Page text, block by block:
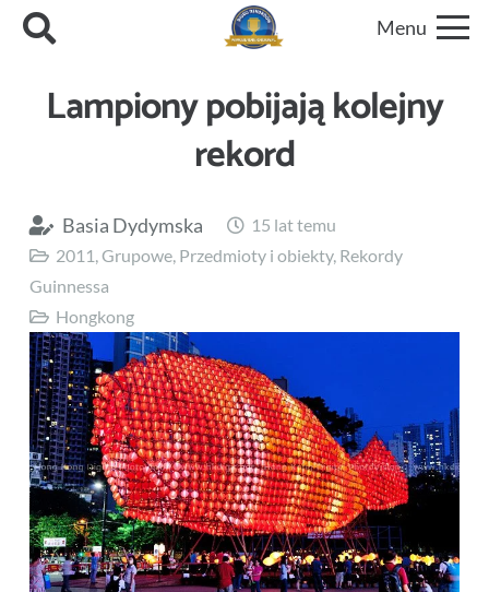
Menu
Lampiony pobijają kolejny
rekord
Basia Dydymska
15 lat temu
2011,Grupowe, Przedmioty i obiekty, Rekordy
Guinnessa
Hongkong